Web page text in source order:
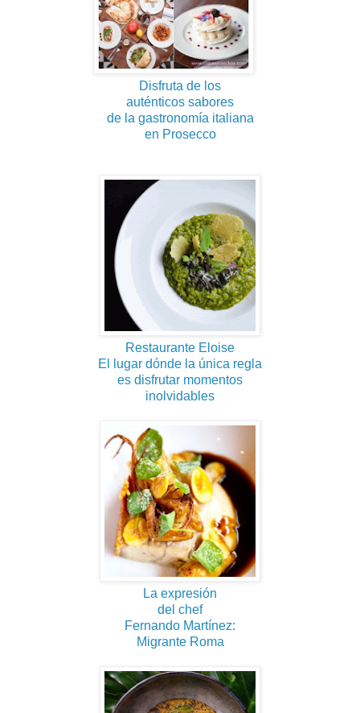
Disfruta de los
auténticos sabores
de la gastronomía italiana
en Prosecco
Restaurante Eloise
El lugar dónde la única regla
es disfrutar momentos
inolvidables
La expresión
del chef
Fernando Martínez:
Migrante Roma